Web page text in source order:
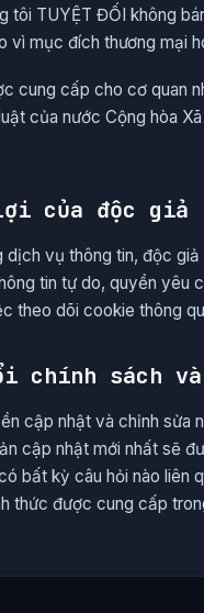
tôi TUYỆT ĐỐI không
vì mục đích thương mại
cung cấp cho cơ quan
của nước Cộng hòa
của độc giả
dịch vụ thông tin, độc
tin tự do, quyền yêu
theo dõi cookie thông
chính sách
cập nhật và chỉnh sửa
cập nhật mới nhất sẽ
bất kỳ câu hỏi nào liên
thức được cung cấp